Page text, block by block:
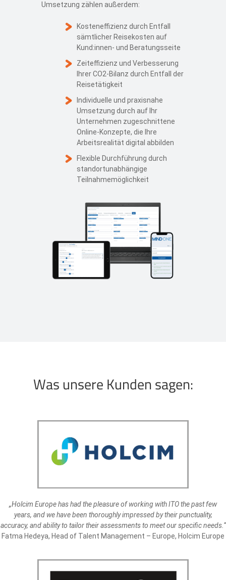
Umsetzung zählen außerdem:
Kosteneffizienz durch Entfall
sämtlicher Reisekosten auf
Kund:innen- und Beratungsseite
Zeiteffizienz und Verbesserung
Ihrer CO2-Bilanz durch Entfall der
Reisetätigkeit
Individuelle und praxisnahe
Umsetzung durch auf Ihr
Unternehmen zugeschnittene
Online-Konzepte, die Ihre
Arbeitsrealität digital abbilden
Flexible Durchführung durch
standortunabhängige
Teilnahmemöglichkeit
Was unsere Kunden sagen:
„Holcim Europe has had the pleasure of working with ITO the past few
years, and we have been thoroughly impressed by their punctuality,
accuracy, and ability to tailor their assessments to meet our specific needs.“
Fatma Hedeya, Head of Talent Management – Europe, Holcim Europe